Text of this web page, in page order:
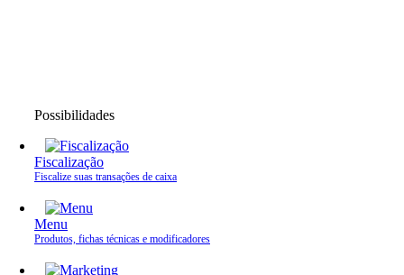
Possibilidades
Fiscalização
Fiscalize suas transações de caixa
Menu
Produtos, fichas técnicas e modificadores